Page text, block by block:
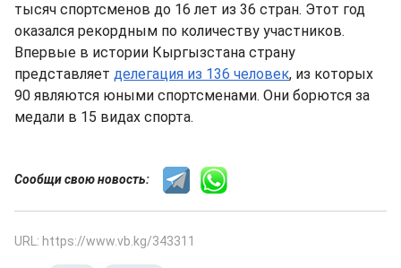
тысяч спортсменов до 16 лет из 36 стран. Этот год
оказался рекордным по количеству участников.
Впервые в истории Кыргызстана страну
представляет делегация из 136 человек, из которых
90 являются юными спортсменами. Они борются за
медали в 15 видах спорта.
Сообщи свою новость:
URL: https://www.vb.kg/343311